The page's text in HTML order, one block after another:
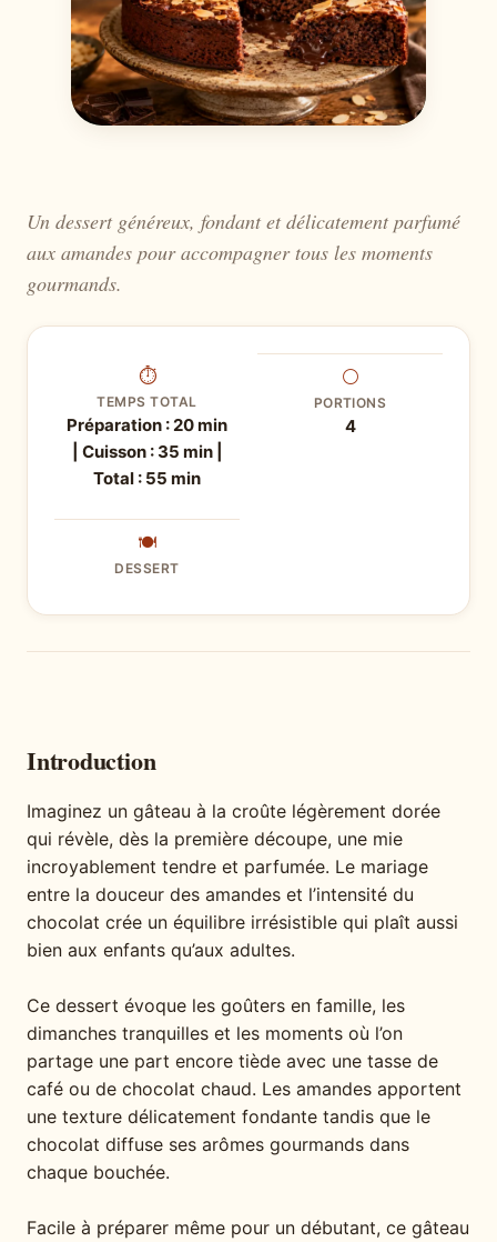
Un dessert généreux, fondant et délicatement parfumé
aux amandes pour accompagner tous les moments
gourmands.
⏱
TEMPS TOTAL
Préparation : 20 min
| Cuisson : 35 min |
Total : 55 min
⚪
PORTIONS
4
🍽
DESSERT
Introduction
Imaginez un gâteau à la croûte légèrement dorée
qui révèle, dès la première découpe, une mie
incroyablement tendre et parfumée. Le mariage
entre la douceur des amandes et l’intensité du
chocolat crée un équilibre irrésistible qui plaît aussi
bien aux enfants qu’aux adultes.
Ce dessert évoque les goûters en famille, les
dimanches tranquilles et les moments où l’on
partage une part encore tiède avec une tasse de
café ou de chocolat chaud. Les amandes apportent
une texture délicatement fondante tandis que le
chocolat diffuse ses arômes gourmands dans
chaque bouchée.
Facile à préparer même pour un débutant, ce gâteau